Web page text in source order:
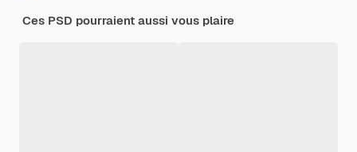
Ces PSD pourraient aussi vous plaire